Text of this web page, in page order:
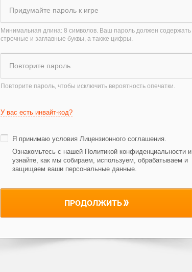
Минимальная длина: 8 символов. Ваш пароль должен содержать
строчные и заглавные буквы, а также цифры.
Повторите пароль, чтобы исключить вероятность опечатки.
У вас есть инвайт-код?
Я принимаю условия Лицензионного соглашения.
Ознакомьтесь с нашей Политикой конфиденциальности и
узнайте, как мы собираем, используем, обрабатываем и
защищаем ваши персональные данные.
ПРОДОЛЖИТЬ